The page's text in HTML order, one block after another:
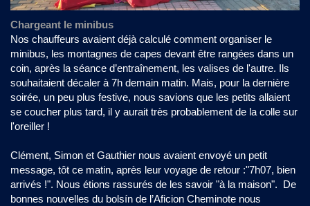
Chargeant le minibus
Nos chauffeurs avaient déjà calculé comment organiser le
minibus, les montagnes de capes devant être rangées dans un
coin, après la séance d’entraînement, les valises de l'autre. Ils
souhaitaient décaler à 7h demain matin. Mais, pour la dernière
soirée, un peu plus festive, nous savions que les petits allaient
se coucher plus tard, il y aurait très probablement de la colle sur
l'oreiller !
Clément, Simon et Gauthier nous avaient envoyé un petit
message, tôt ce matin, après leur voyage de retour :"7h07, bien
arrivés !". Nous étions rassurés de les savoir "à la maison". De
bonnes nouvelles du bolsín de l’Aficion Cheminote nous